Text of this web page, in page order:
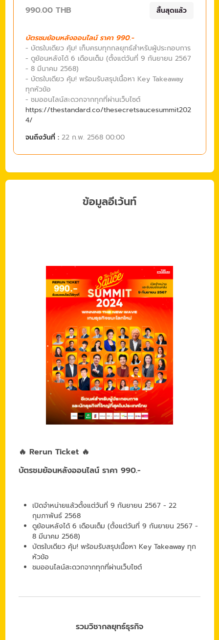
990.00 THB
สิ้นสุดแล้ว
บัตรชมย้อนหลังออนไลน์ ราคา 990.-
- บัตรใบเดียว คุ้ม! เก็บครบทุกกลยุทธ์สำหรับผู้ประกอบการ
- ดูย้อนหลังได้ 6 เดือนเต็ม (ตั้งแต่วันที่ 9 กันยายน 2567
- 8 มีนาคม 2568)
- บัตรใบเดียว คุ้ม! พร้อมรับสรุปเนื้อหา Key Takeaway
ทุกหัวข้อ
- ชมออนไลน์สะดวกจากทุกที่ผ่านเว็บไซต์
https://thestandard.co/thesecretsaucesummit202
4/
จนถึงวันที่ : 22 ก.พ. 2568 00:00
ข้อมูลอีเว้นท์
🔥 Rerun Ticket 🔥
บัตรชมย้อนหลังออนไลน์ ราคา 990.-
เปิดจำหน่ายแล้วตั้งแต่วันที่ 9 กันยายน 2567 - 22
กุมภาพันธ์ 2568
ดูย้อนหลังได้ 6 เดือนเต็ม (ตั้งแต่วันที่ 9 กันยายน 2567 -
8 มีนาคม 2568)
บัตรใบเดียว คุ้ม! พร้อมรับสรุปเนื้อหา Key Takeaway ทุก
หัวข้อ
ชมออนไลน์สะดวกจากทุกที่ผ่านเว็บไซต์
รวมวิชากลยุทธ์ธุรกิจ